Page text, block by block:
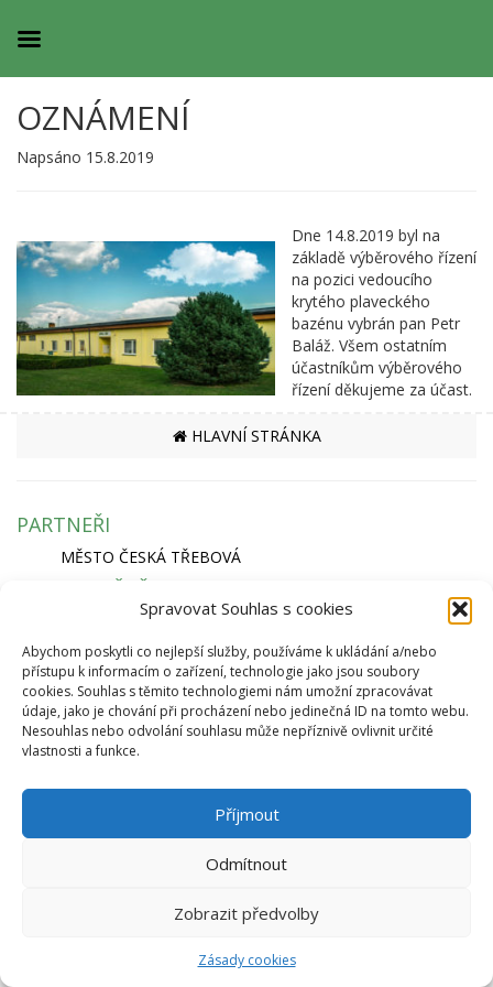
Spravovat Souhlas s cookies
Abychom poskytli co nejlepší služby, používáme k ukládání a/nebo
přístupu k informacím o zařízení, technologie jako jsou soubory
cookies. Souhlas s těmito technologiemi nám umožní zpracovávat
údaje, jako je chování při procházení nebo jedinečná ID na tomto webu.
Nesouhlas nebo odvolání souhlasu může nepříznivě ovlivnit určité
vlastnosti a funkce.
Příjmout
Odmítnout
Zobrazit předvolby
Zásady cookies
OZNÁMENÍ
Napsáno 15.8.2019
Dne 14.8.2019 byl na
základě výběrového řízení
na pozici vedoucího
krytého plaveckého
bazénu vybrán pan Petr
Baláž. Všem ostatním
účastníkům výběrového
řízení děkujeme za účast.
HLAVNÍ STRÁNKA
PARTNEŘI
MĚSTO ČESKÁ TŘEBOVÁ
SPORTOVIŠTĚ
KRYTÝ PLAVECKÝ BAZÉN
SKI AREÁL PEKLÁK A BIKEPARK
ZIMNÍ STADION NA SKALCE
RYCHLÁ NAVIGACE
EKO BI S.R.O.
SEMANÍNSKÁ 2050
560 02 ČESKÁ TŘEBOVÁ
© 2026 Eko Bi, s.r.o. |